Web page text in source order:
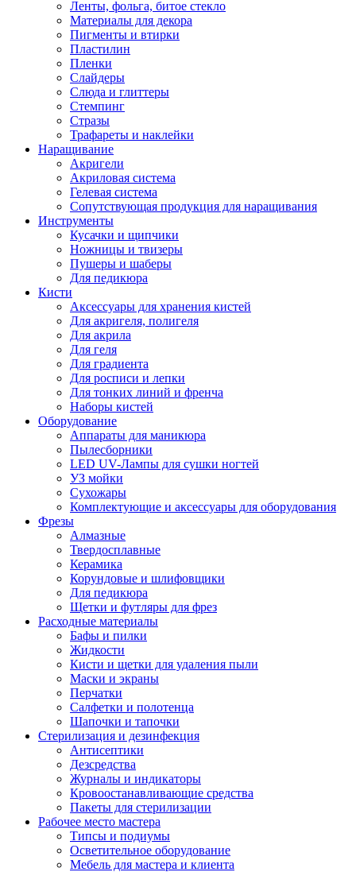
Ленты, фольга, битое стекло
Материалы для декора
Пигменты и втирки
Пластилин
Пленки
Слайдеры
Слюда и глиттеры
Стемпинг
Стразы
Трафареты и наклейки
Наращивание
Акригели
Акриловая система
Гелевая система
Сопутствующая продукция для наращивания
Инструменты
Кусачки и щипчики
Ножницы и твизеры
Пушеры и шаберы
Для педикюра
Кисти
Аксессуары для хранения кистей
Для акригеля, полигеля
Для акрила
Для геля
Для градиента
Для росписи и лепки
Для тонких линий и френча
Наборы кистей
Оборудование
Аппараты для маникюра
Пылесборники
LED UV-Лампы для сушки ногтей
УЗ мойки
Сухожары
Комплектующие и аксессуары для оборудования
Фрезы
Алмазные
Твердосплавные
Керамика
Корундовые и шлифовщики
Для педикюра
Щетки и футляры для фрез
Расходные материалы
Бафы и пилки
Жидкости
Кисти и щетки для удаления пыли
Маски и экраны
Перчатки
Салфетки и полотенца
Шапочки и тапочки
Стерилизация и дезинфекция
Антисептики
Дезсредства
Журналы и индикаторы
Кровоостанавливающие средства
Пакеты для стерилизации
Рабочее место мастера
Типсы и подиумы
Осветительное оборудование
Мебель для мастера и клиента